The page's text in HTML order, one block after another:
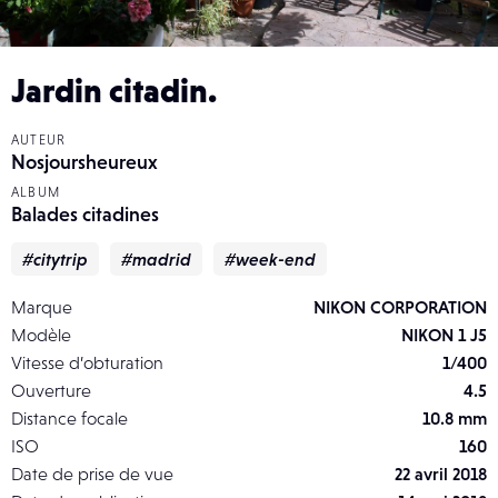
Jardin citadin.
AUTEUR
Nosjoursheureux
ALBUM
Balades citadines
#citytrip #madrid #week-end
Marque
NIKON CORPORATION
Modèle
NIKON 1 J5
Vitesse d’obturation
1/400
Ouverture
4.5
Distance focale
10.8 mm
ISO
160
Date de prise de vue
22 avril 2018